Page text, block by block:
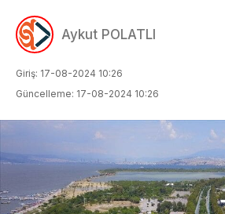
Aykut POLATLI
Giriş: 17-08-2024 10:26
Güncelleme: 17-08-2024 10:26